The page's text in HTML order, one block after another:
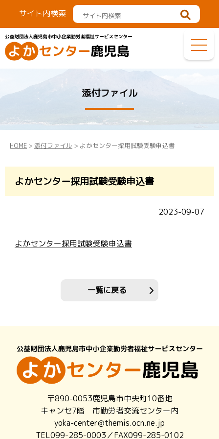
サイト内検索
添付ファイル
HOME > 添付ファイル > よかセンター採用試験受験申込書
よかセンター採用試験受験申込書
2023-09-07
よかセンター採用試験受験申込書
一覧に戻る
〒890-0053鹿児島市中央町10番地
キャンセ7階 市勤労者交流センター内
yoka-center@themis.ocn.ne.jp
TEL099-285-0003／FAX099-285-0102